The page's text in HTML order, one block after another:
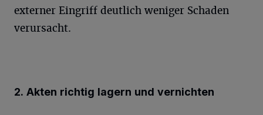
externer Eingriff deutlich weniger Schaden
verursacht.
2. Akten richtig lagern und vernichten